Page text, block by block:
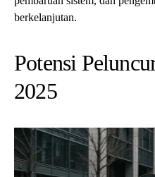
berkelanjutan.
Potensi
2025